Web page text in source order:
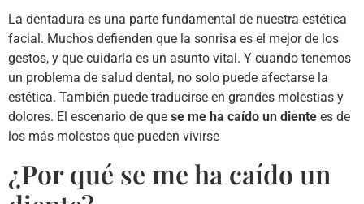
La dentadura es una parte fundamental de nuestra estética
facial. Muchos defienden que la sonrisa es el mejor de los
gestos, y que cuidarla es un asunto vital. Y cuando tenemos
un problema de salud dental, no solo puede afectarse la
estética. También puede traducirse en grandes molestias y
dolores. El escenario de que se me ha caído un diente es de
los más molestos que pueden vivirse
¿Por qué se me ha caído un